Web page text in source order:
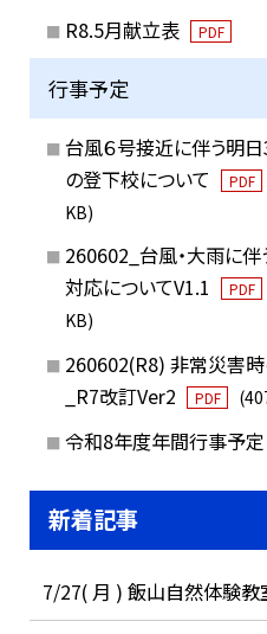
R8.5月献立表 PDF
行事予定
台風６号接近に伴う明
の登下校について
PDF
KB)
260602_台風・大雨に伴
対応についてV1.1
PDF
KB)
260602(R8) 非常災害
_R7改訂Ver2
PDF
令和8年度年間行事予定
新着記事
7/27( 月 ) 飯山自然体験教